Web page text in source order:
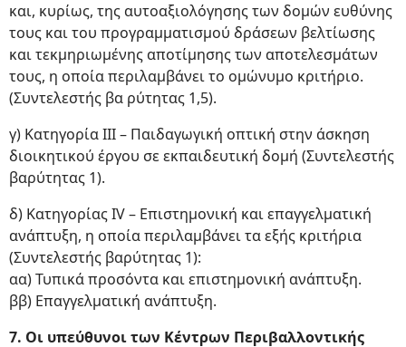
και, κυρίως, της αυτοαξιολόγησης των δομών ευθύνης
τους και του προγραμματισμού δράσεων βελτίωσης
και τεκμηριωμένης αποτίμησης των αποτελεσμάτων
τους, η οποία περιλαμβάνει το ομώνυμο κριτήριο.
(Συντελεστής βα ρύτητας 1,5).
γ) Κατηγορία ΙΙΙ – Παιδαγωγική οπτική στην άσκηση
διοικητικού έργου σε εκπαιδευτική δομή (Συντελεστής
βαρύτητας 1).
δ) Κατηγορίας ΙV – Επιστημονική και επαγγελματική
ανάπτυξη, η οποία περιλαμβάνει τα εξής κριτήρια
(Συντελεστής βαρύτητας 1):
αα) Τυπικά προσόντα και επιστημονική ανάπτυξη.
ββ) Επαγγελματική ανάπτυξη.
7. Οι υπεύθυνοι των Κέντρων Περιβαλλοντικής